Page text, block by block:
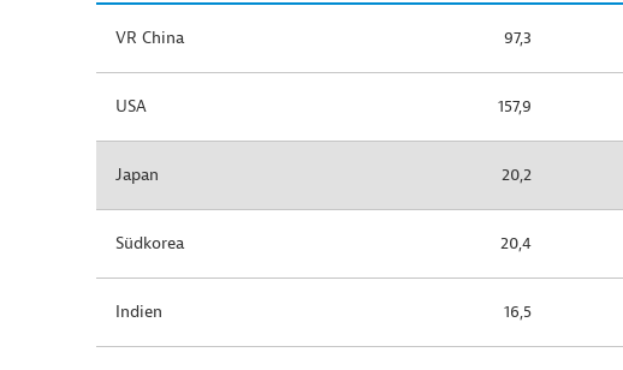
VR China 97,3
USA 157,9
Japan 20,2
Südkorea 20,4
Indien 16,5